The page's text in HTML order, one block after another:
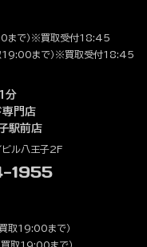
まで）※買取受付18:45
19:00まで）※買取受付18:45
分
専門店
駅前店
ル八王子2F
1955
取19:00まで）
取19:00まで）